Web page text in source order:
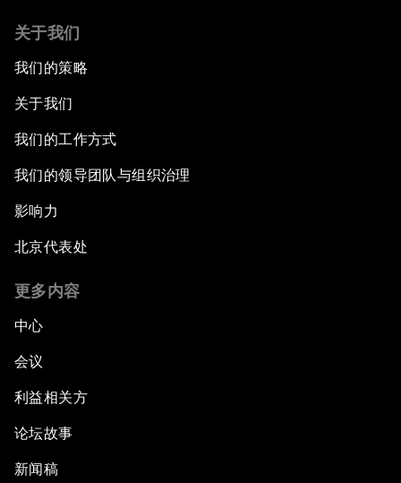
关于我们
我们的策略
关于我们
我们的工作方式
我们的领导团队与组织治理
影响力
北京代表处
更多内容
中心
会议
利益相关方
论坛故事
新闻稿